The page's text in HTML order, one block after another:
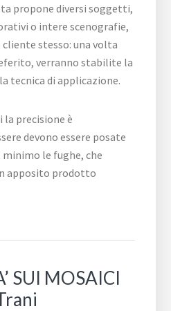
propone diversi soggetti,
o intere scenografie,
stesso: una volta
verranno stabilite la
tecnica di applicazione.
precisione è
devono essere posate
le fughe, che
apposito prodotto
SUI MOSAICI